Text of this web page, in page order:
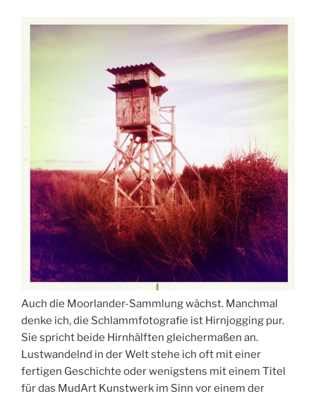
Auch die Moorlander-Sammlung wächst. Manchmal
denke ich, die Schlammfotografie ist Hirnjogging pur.
Sie spricht beide Hirnhälften gleichermaßen an.
Lustwandelnd in der Welt stehe ich oft mit einer
fertigen Geschichte oder wenigstens mit einem Titel
für das MudArt Kunstwerk im Sinn vor einem der